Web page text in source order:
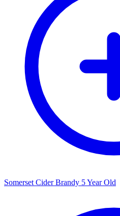
Somerset Cider Brandy 5 Year Old